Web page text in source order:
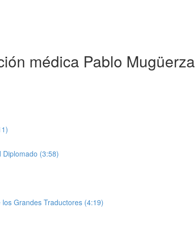
médica Pablo Mugüerza
(3:58)
Grandes Traductores (4:19)